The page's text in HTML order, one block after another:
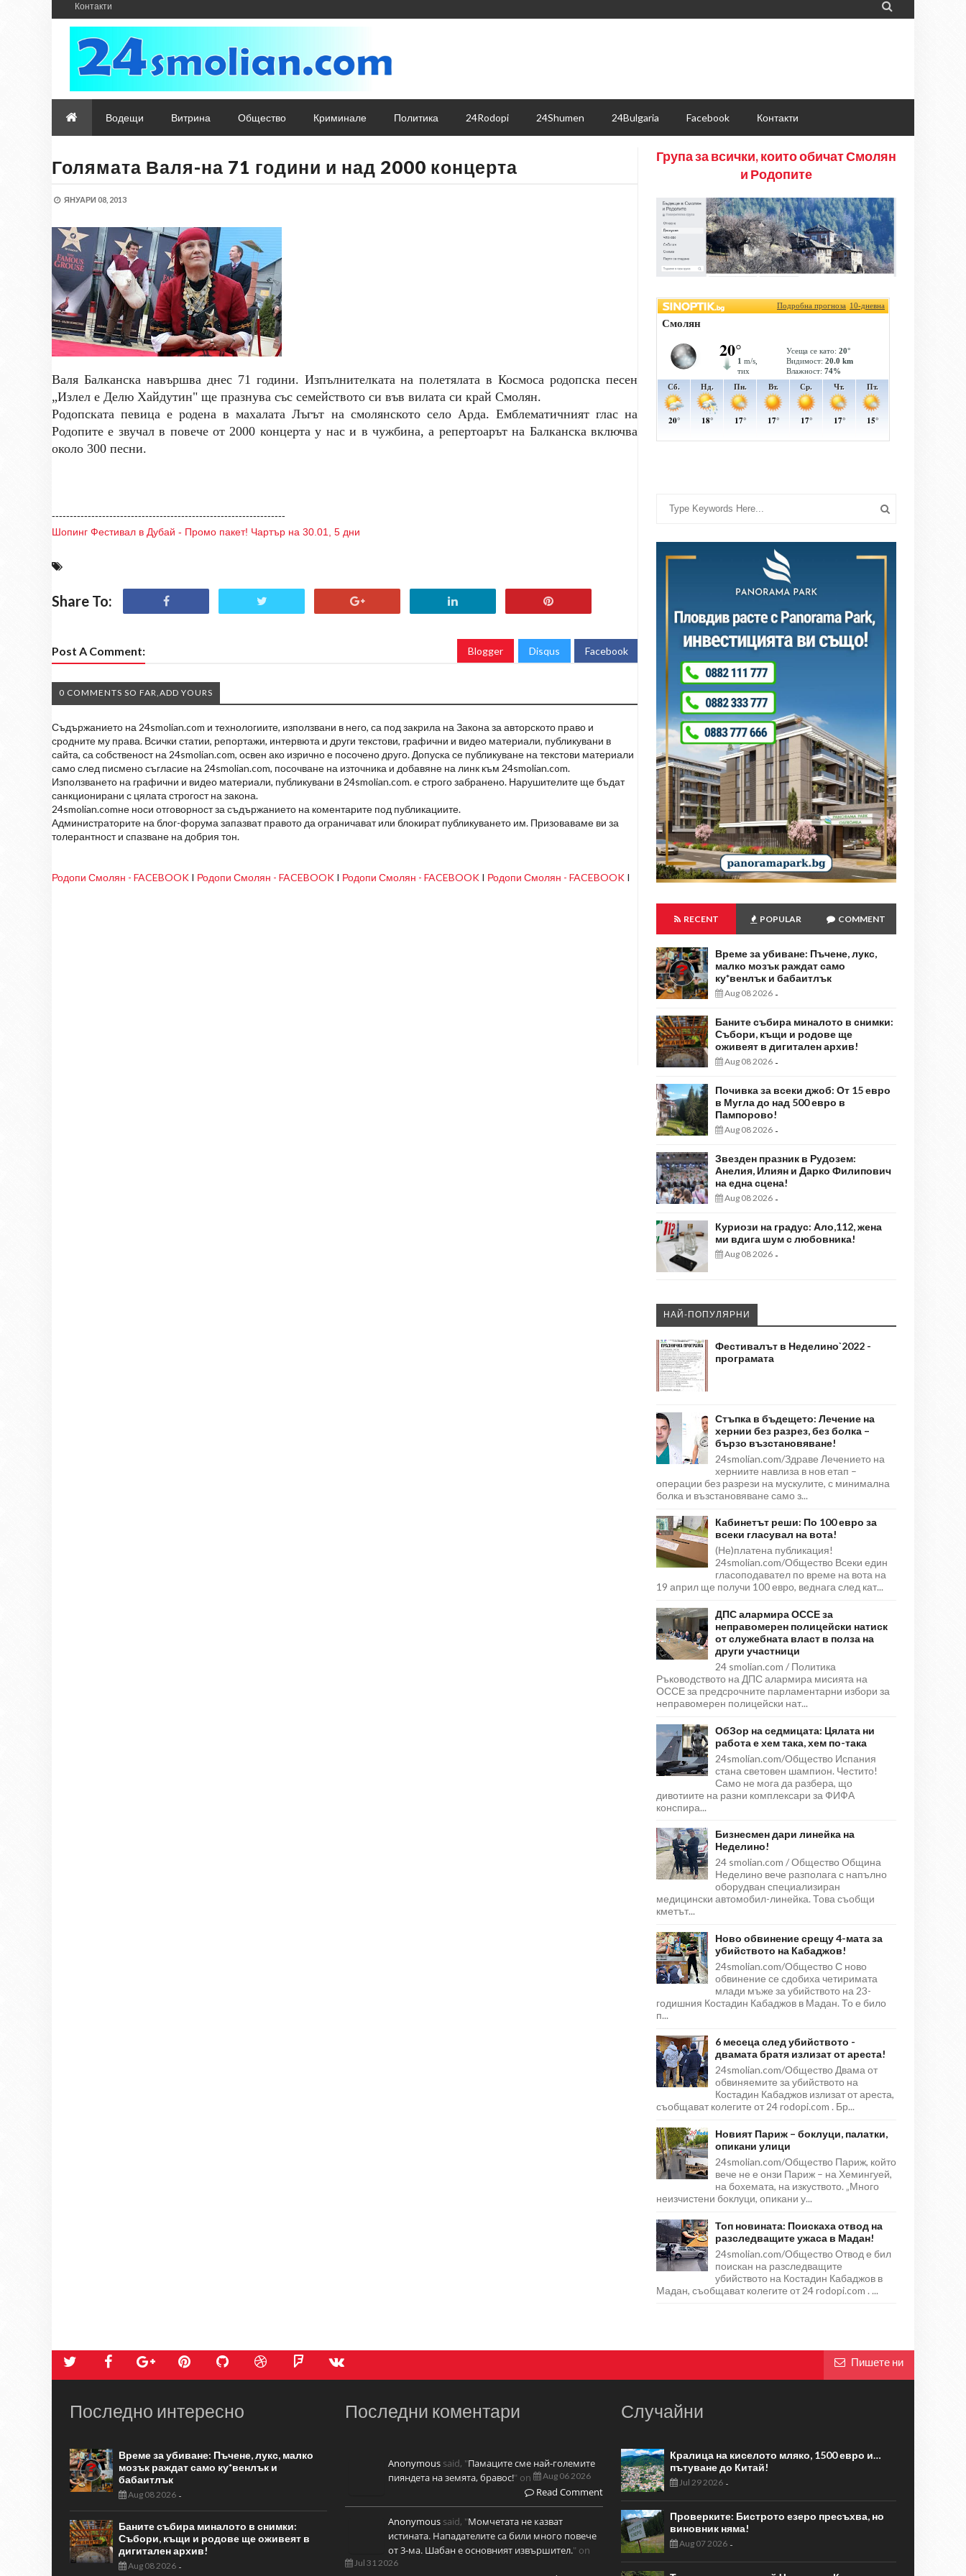
Контакти 
Водещи Витрина Общество Криминале Политика 24Rodopi 24Shumen 24Bulgaria Facebook Контакти
Голямата Валя-на 71 години и над 2000 концерта
ЯНУАРИ 08, 2013
Валя Балканска навършва днес 71 години. Изпълнителката на полетялата в Космоса родопска песен
„Излел е Делю Хайдутин" ще празнува със семейството си във вилата си край Смолян.
Родопската певица е родена в махалата Лъгът на смолянското село Арда. Емблематичният глас на
Родопите е звучал в повече от 2000 концерта у нас и в чужбина, а репертоарът на Балканска включва
около 300 песни.
-----------------------------------------------------------------
Шопинг Фестивал в Дубай - Промо пакет! Чартър на 30.01, 5 дни
Share To:
Post A Comment: Blogger Disqus Facebook
0 COMMENTS SO FAR,ADD YOURS
Съдържанието на 24smolian.com и технологиите, използвани в него, са под закрила на Закона за авторското право и
сродните му права. Всички статии, репортажи, интервюта и други текстови, графични и видео материали, публикувани в
сайта, са собственост на 24smolian.com, освен ако изрично е посочено друго. Допуска се публикуване на текстови материали
само след писмено съгласие на 24smolian.com, посочване на източника и добавяне на линк към 24smolian.com.
Използването на графични и видео материали, публикувани в 24smolian.com. е строго забранено. Нарушителите ще бъдат
санкционирани с цялата строгост на закона.
24smolian.comне носи отговорност за съдържанието на коментарите под публикациите.
Администраторите на блог-форума запазват правото да ограничават или блокират публикуването им. Призоваваме ви за
толерантност и спазване на добрия тон.
Родопи Смолян - FACEBOOK I Родопи Смолян - FACEBOOK I Родопи Смолян - FACEBOOK I Родопи Смолян - FACEBOOK I
Група за всички, които обичат Смолян
и Родопите
RECENT POPULAR COMMENT
Време за убиване: Пъчене, лукс,
малко мозък раждат само
ку*венлък и бабаитлък
Aug 08 2026 -
Баните събира миналото в снимки:
Събори, къщи и родове ще
оживеят в дигитален архив!
Aug 08 2026 -
Почивка за всеки джоб: От 15 евро
в Мугла до над 500 евро в
Пампорово!
Aug 08 2026 -
Звезден празник в Рудозем:
Анелия, Илиян и Дарко Филипович
на една сцена!
Aug 08 2026 -
Куриози на градус: Ало,112, жена
ми вдига шум с любовника!
Aug 08 2026 -
НАЙ-ПОПУЛЯРНИ
Фестивалът в Неделино`2022 -
програмата
Стъпка в бъдещето: Лечение на
хернии без разрез, без болка –
бързо възстановяване!
24smolian.com/Здраве Лечението на
херниите навлиза в нов етап –
операции без разрези на мускулите, с минимална
болка и възстановяване само з...
Кабинетът реши: По 100 евро за
всеки гласувал на вота!
(Не)платена публикация!
24smolian.com/Общество Всеки един
гласоподавател по време на вота на
19 април ще получи 100 евро, веднага след кат...
ДПС алармира ОССЕ за
неправомерен полицейски натиск
от служебната власт в полза на
други участници
24 smolian.com / Политика
Ръководството на ДПС алармира мисията на
ОССЕ за предсрочните парламентарни избори за
неправомерен полицейски нат...
ОбЗор на седмицата: Цялата ни
работа е хем така, хем по-така
24smolian.com/Общество Испания
стана световен шампион. Честито!
Само не мога да разбера, що
дивотиите на разни комплексари за ФИФА
конспира...
Бизнесмен дари линейка на
Неделино!
24 smolian.com / Общество Община
Неделино вече разполага с напълно
оборудван специализиран
медицински автомобил-линейка. Това съобщи
кметът...
Ново обвинение срещу 4-мата за
убийството на Кабаджов!
24smolian.com/Общество С ново
обвинение се сдобиха четиримата
млади мъже за убийството на 23-
годишния Костадин Кабаджов в Мадан. То е било
п...
6 месеца след убийството -
двамата братя излизат от ареста!
24smolian.com/Общество Двама от
обвиняемите за убийството на
Костадин Кабаджов излизат от ареста,
съобщават колегите от 24 rodopi.com . Бр...
Новият Париж – боклуци, палатки,
опикани улици
24smolian.com/Общество Париж, който
вече не е онзи Париж – на Хемингуей,
на бохемата, на изкуството. „Много
неизчистени боклуци, опикани у...
Топ новината: Поискаха отвод на
разследващите ужаса в Мадан!
24smolian.com/Общество Отвод е бил
поискан на разследващите
убийството на Костадин Кабаджов в
Мадан, съобщават колегите от 24 rodopi.com . ...
Пишете ни
Последно интересно
Време за убиване: Пъчене, лукс, малко
мозък раждат само ку*венлък и
бабаитлък
Aug 08 2026 -
Баните събира миналото в снимки:
Събори, къщи и родове ще оживеят в
дигитален архив!
Aug 08 2026 -
Последни коментари
Anonymous said, "Памаците сме най-големите
пияндета на земята, бравос!" on Aug 06 2026
Read Comment
Anonymous said, "Момчетата не казват
истината. Нападателите са били много повече
от 3-ма. Шабан е основният извършител." on
Jul 31 2026
Случайни
Кралица на киселото мляко, 1500 евро и…
пътуване до Китай!
Jul 29 2026-
Проверките: Бистрото езеро пресъхва, но
виновник няма!
Aug 07 2026-